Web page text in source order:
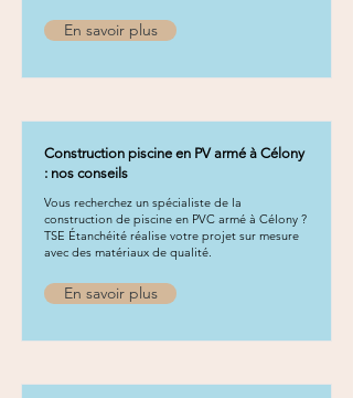
En savoir plus
Construction piscine en PV armé à Célony
: nos conseils
Vous recherchez un spécialiste de la
construction de piscine en PVC armé à Célony ?
TSE Étanchéité réalise votre projet sur mesure
avec des matériaux de qualité.
En savoir plus